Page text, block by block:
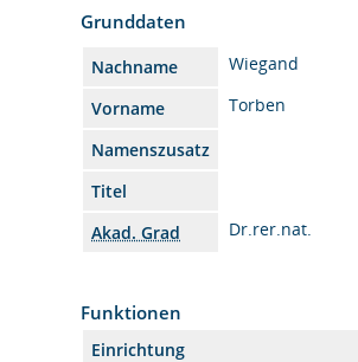
Grunddaten
Nachname
Wiegand
Vorname
Torben
Namenszusatz
Titel
Akad. Grad
Dr.rer.nat.
Funktionen
Einrichtung